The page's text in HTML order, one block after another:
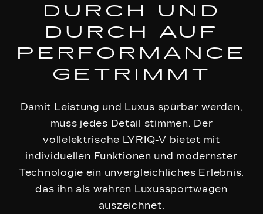
DURCH UND
DURCH AUF
PERFORMANCE
GETRIMMT
Damit Leistung und Luxus spürbar werden,
muss jedes Detail stimmen. Der
vollelektrische LYRIQ-V bietet mit
individuellen Funktionen und modernster
Technologie ein unvergleichliches Erlebnis,
das ihn als wahren Luxussportwagen
auszeichnet.